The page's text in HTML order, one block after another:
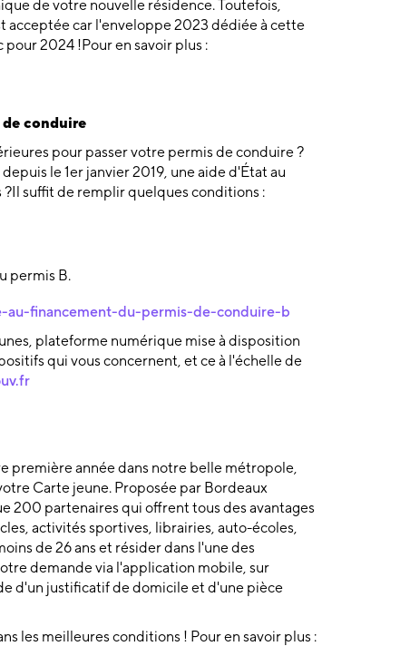
de votre nouvelle résidence. Toutefois,
acceptée car l'enveloppe 2023 dédiée à cette
2024 !Pour en savoir plus :
de conduire
pour passer votre permis de conduire ?
le 1er janvier 2019, une aide d'État au
suffit de remplir quelques conditions :
permis B.
au-financement-du-permis-de-conduire-b
plateforme numérique mise à disposition
qui vous concernent, et ce à l'échelle de
première année dans notre belle métropole,
Carte jeune. Proposée par Bordeaux
200 partenaires qui offrent tous des avantages
activités sportives, librairies, auto-écoles,
de 26 ans et résider dans l'une des
demande via l'application mobile, sur
d'un justificatif de domicile et d'une pièce
les meilleures conditions ! Pour en savoir plus :